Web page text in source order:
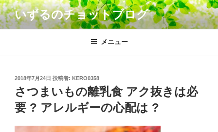
コ
ン
テ
いずるのチョットブログ
メニュー
投
稿
日:
2018年7月24日 投稿者: KERO0358
さつまいもの離乳食 アク抜きは必
要 ? アレルギーの心配は ?